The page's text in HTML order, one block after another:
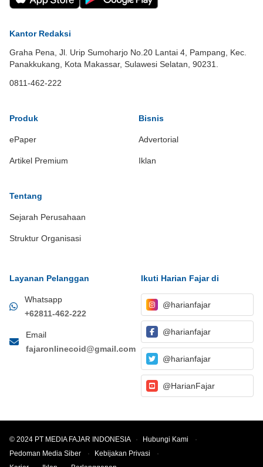
Kantor Redaksi
Graha Pena, Jl. Urip Sumoharjo No.20 Lantai 4, Pampang, Kec.
Panakkukang, Kota Makassar, Sulawesi Selatan, 90231.
0811-462-222
Produk
ePaper
Artikel Premium
Bisnis
Advertorial
Iklan
Tentang
Sejarah Perusahaan
Struktur Organisasi
Layanan Pelanggan
Whatsapp
+62811-462-222
Email
fajaronlinecoid@gmail.com
Ikuti Harian Fajar di
@harianfajar
@harianfajar
@harianfajar
@HarianFajar
© 2024 PT MEDIA FAJAR INDONESIA · Hubungi Kami
·
Pedoman Media Siber
· Kebijakan Privasi
·